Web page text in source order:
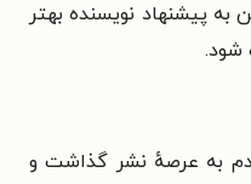
به پیشنهاد نویسنده بهتر
شود.
نوروزی از سال ۱۳۷۹ قدم به عرصهٔ نشر گذاشت و